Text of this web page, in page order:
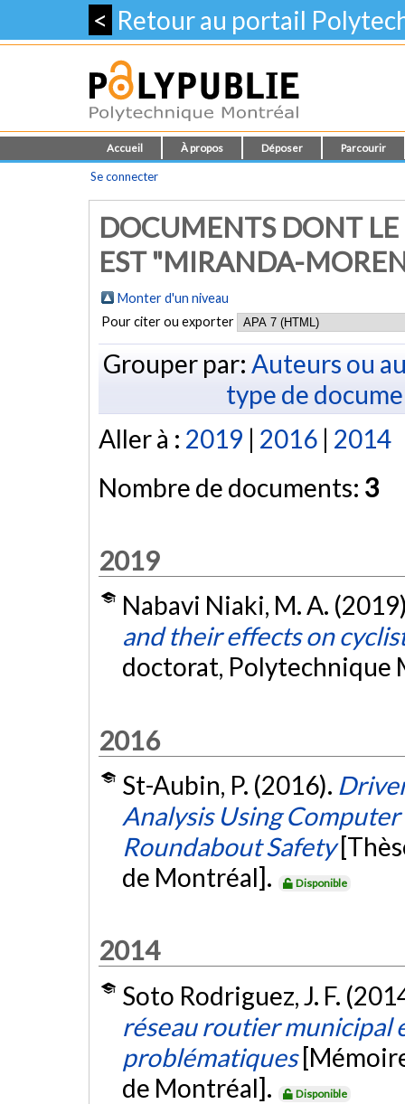
< Retour au portail
Accueil À propos Déposer Parcourir
Se connecter
DOCUMENTS DONT
EST "MIRANDA-
Monter d'un niveau
Pour citer ou exporter
Grouper par: Auteurs ou
type de
Aller à : 2019 | 2016 | 2014
Nombre de documents: 3
2019
Nabavi Niaki, M. A.
and their effects on
doctorat, Polytechnique
2016
St-Aubin, P. (2016).
Analysis Using
Roundabout Safety
de Montréal].
Disponible
2014
Soto Rodriguez, J. F.
réseau routier municipal
problématiques
de Montréal].
Disponible